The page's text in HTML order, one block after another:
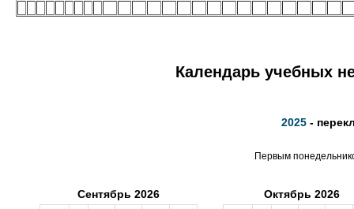
Календарь учебных
2025 -
Первым
Сентябрь 2026 Октябрь 2026